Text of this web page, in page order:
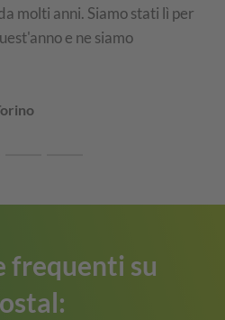
molti anni. Siamo stati lì per
e ne siamo
frequenti su